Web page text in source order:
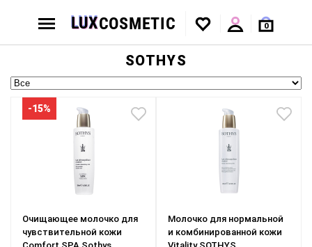
0
SOTHYS
-15%
Очищающее молочко для
чувствительной кожи
Молочко для нормальной
и комбинированной кожи